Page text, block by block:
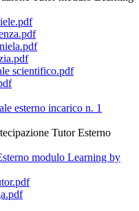
scientifico.pdf
esterno incarico n. 1
Tutor Esterno
modulo Learning by